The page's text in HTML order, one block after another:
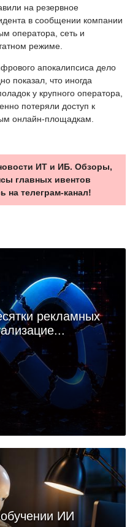
на резервное
в сообщении компании
оператора, сеть и
режиме.
апокалипсиса дело
показал, что иногда
у крупного оператора,
потеряли доступ к
онлайн-площадкам.
ИТ и ИБ. Обзоры,
главных ивентов
на телеграм-канал!
рекламных
ИИ